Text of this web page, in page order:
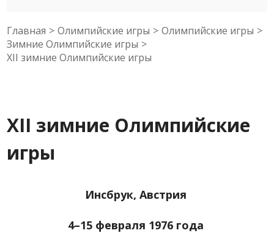
Главная > Олимпийские игры > Олимпийские игры >
Зимние Олимпийские игры >
XII зимние Олимпийские игры
XII зимние Олимпийские
игры
Инсбрук, Австрия
4–15 февраля 1976 года